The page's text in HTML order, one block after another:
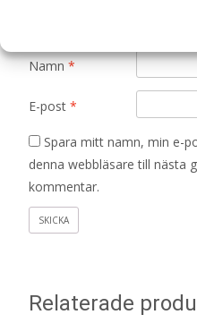
Namn*
E-post *
Spara mitt namn, min e-
denna webbläsare till nästa
kommentar.
Relaterade